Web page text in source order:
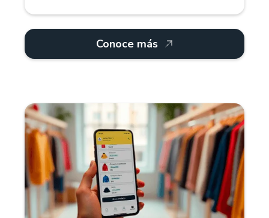
Conoce más
¿Por qué Treinta?
Para comercios retail, Treinta ofrece un sistema
POS que gestiona inventarios, múltiples